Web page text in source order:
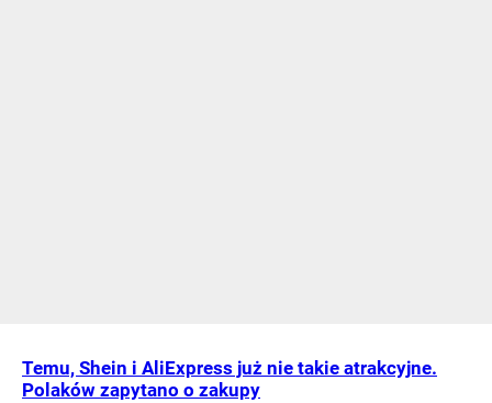
Temu, Shein i AliExpress już nie takie atrakcyjne.
Polaków zapytano o zakupy